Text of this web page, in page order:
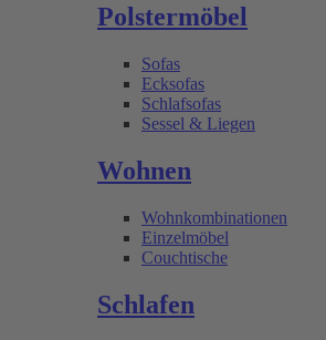
Polstermöbel
Sofas
Ecksofas
Schlafsofas
Sessel & Liegen
Wohnen
Wohnkombinationen
Einzelmöbel
Couchtische
Schlafen